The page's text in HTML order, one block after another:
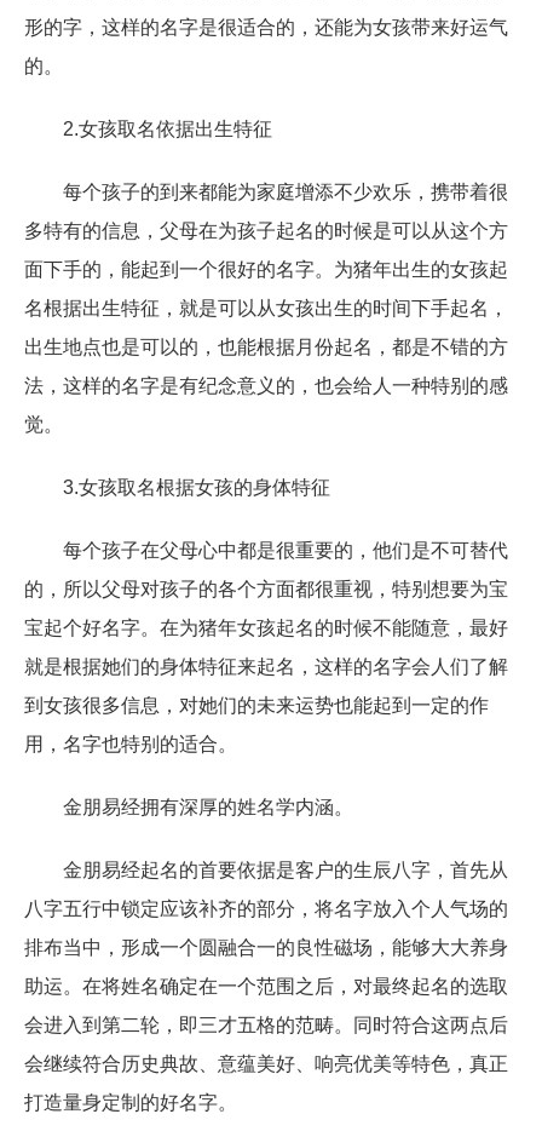
形的字，这样的名字是很适合的，还能为女孩带来好运气
的。
2.女孩取名依据出生特征
每个孩子的到来都能为家庭增添不少欢乐，携带着很
多特有的信息，父母在为孩子起名的时候是可以从这个方
面下手的，能起到一个很好的名字。为猪年出生的女孩起
名根据出生特征，就是可以从女孩出生的时间下手起名，
出生地点也是可以的，也能根据月份起名，都是不错的方
法，这样的名字是有纪念意义的，也会给人一种特别的感
觉。
3.女孩取名根据女孩的身体特征
每个孩子在父母心中都是很重要的，他们是不可替代
的，所以父母对孩子的各个方面都很重视，特别想要为宝
宝起个好名字。在为猪年女孩起名的时候不能随意，最好
就是根据她们的身体特征来起名，这样的名字会人们了解
到女孩很多信息，对她们的未来运势也能起到一定的作
用，名字也特别的适合。
金朋易经拥有深厚的姓名学内涵。
金朋易经起名的首要依据是客户的生辰八字，首先从
八字五行中锁定应该补齐的部分，将名字放入个人气场的
排布当中，形成一个圆融合一的良性磁场，能够大大养身
助运。在将姓名确定在一个范围之后，对最终起名的选取
会进入到第二轮，即三才五格的范畴。同时符合这两点后
会继续符合历史典故、意蕴美好、响亮优美等特色，真正
打造量身定制的好名字。